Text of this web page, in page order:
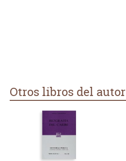
Otros libros del autor